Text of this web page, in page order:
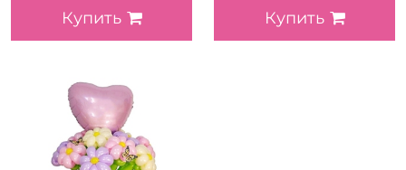
Купить Купить